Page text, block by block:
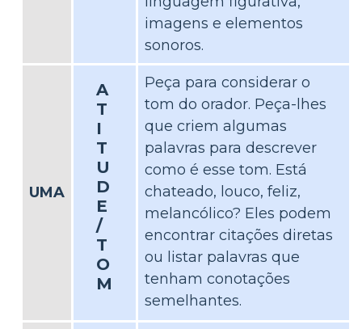
imagens e elementos
sonoros.
UMA
A
T
I
T
U
D
E
/
T
O
M
Peça para considerar o
tom do orador. Peça-lhes
que criem algumas
palavras para descrever
como é esse tom. Está
chateado, louco, feliz,
melancólico? Eles podem
encontrar citações diretas
ou listar palavras que
tenham conotações
semelhantes.